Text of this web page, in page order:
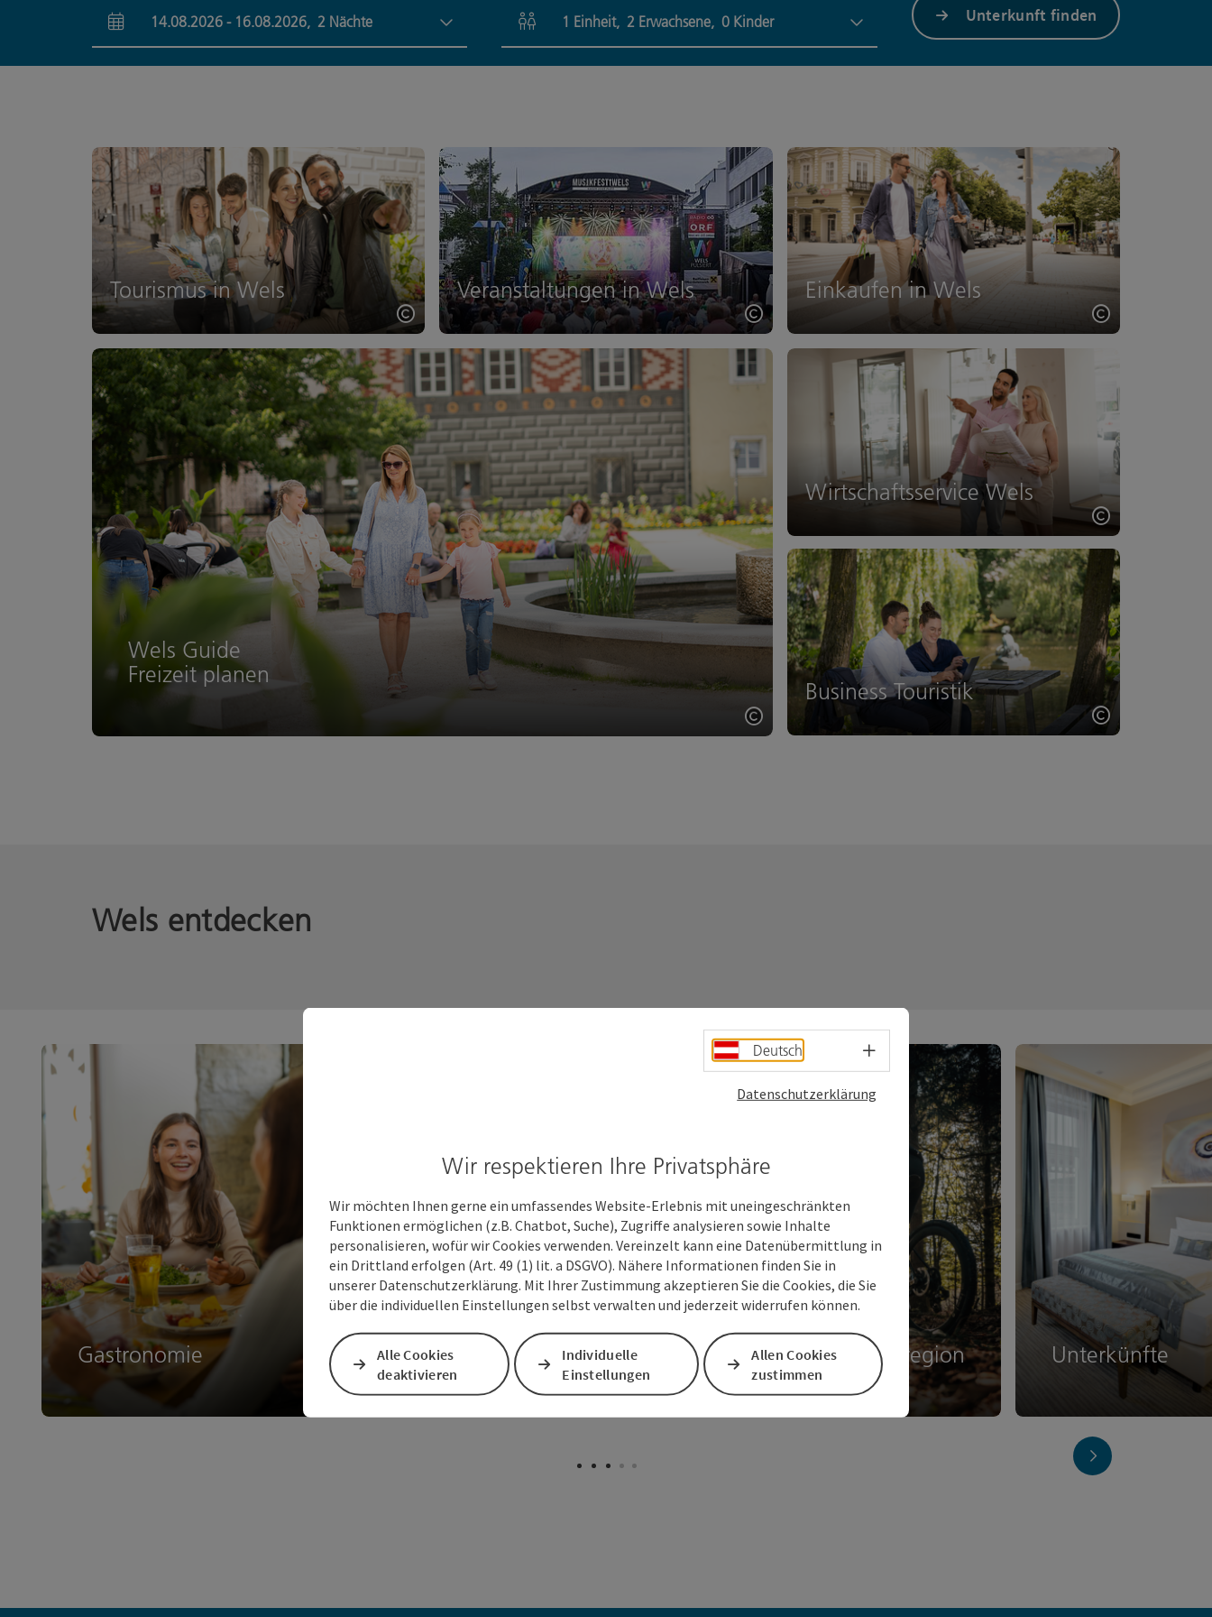
An- und Abreisefelder
14.08.2026 - 16.08.2026, 2 Nächte Einheitenanzahl und Personenfelder
1 Einheit, 2 Erwachsene, 0 Kinder Unterkunft finden
Copyright öffnen
Tourismus in Wels
Copyright öffnen
Veranstaltungen in Wels
Copyright
Einkaufen in Wels
Copyright öffnen
Wels Guide
Freizeit planen
Copyright
Wirtschaftsservice Wels
Copyright
Business Touristik
Wels entdecken
Gastronomie Kulturtipps Rennrad- und Radregion Unterkünfte
nächstes Element
Deutsch Sprachwahl - Menü öffnen
Datenschutzerklärung
Wir respektieren Ihre Privatsphäre
Wir möchten Ihnen gerne ein umfassendes Website-Erlebnis mit uneingeschränkten
Funktionen ermöglichen (z.B. Chatbot, Suche), Zugriffe analysieren sowie Inhalte
personalisieren, wofür wir Cookies verwenden. Vereinzelt kann eine Datenübermittlung in
ein Drittland erfolgen (Art. 49 (1) lit. a DSGVO). Nähere Informationen finden Sie in
unserer Datenschutzerklärung. Mit Ihrer Zustimmung akzeptieren Sie die Cookies, die Sie
über die individuellen Einstellungen selbst verwalten und jederzeit widerrufen können.
Alle Cookies
deaktivieren
Individuelle
Einstellungen
Allen Cookies
zustimmen